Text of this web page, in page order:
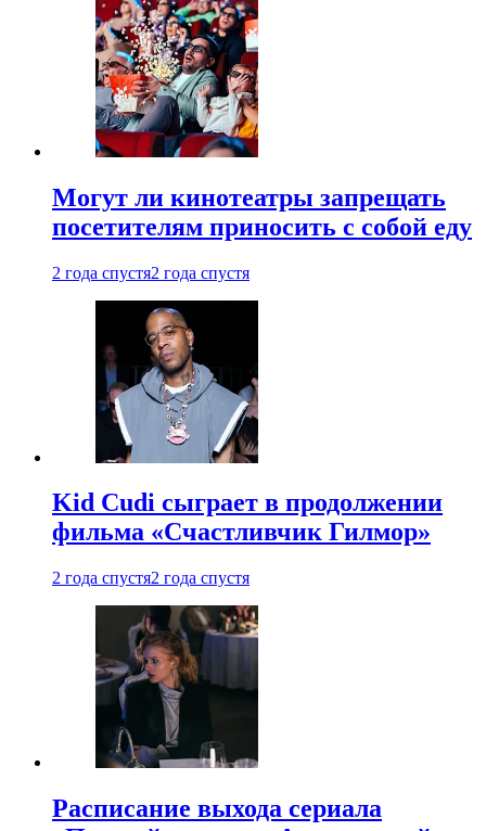
Могут ли кинотеатры запрещать
посетителям приносить с собой еду
2 года спустя2 года спустя
Kid Cudi сыграет в продолжении
фильма «Счастливчик Гилмор»
2 года спустя2 года спустя
Расписание выхода сериала